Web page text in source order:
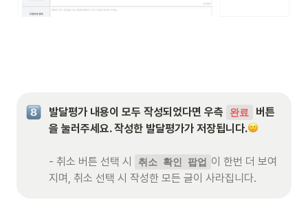
발달평가 내용이 모두 작성되었다면 우측 완료
버튼
을 눌러주세요. 작성한 발달평가가 저장됩니다.
- 취소 버튼 선택 시 취소 확인 팝업
이 한번 더 보여
지며, 취소 선택 시 작성한 모든 글이 사라집니다.